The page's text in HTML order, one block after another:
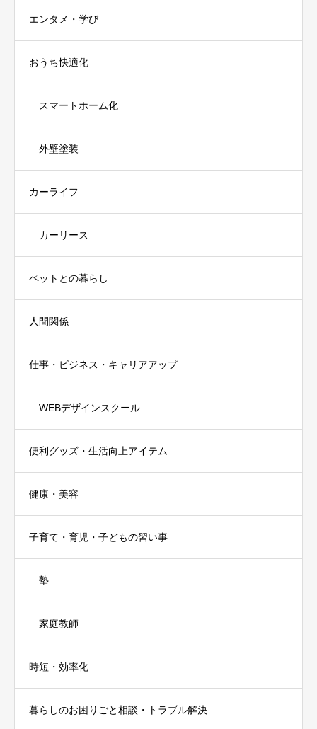
エンタメ・学び
おうち快適化
スマートホーム化
外壁塗装
カーライフ
カーリース
ペットとの暮らし
人間関係
仕事・ビジネス・キャリアアップ
WEBデザインスクール
便利グッズ・生活向上アイテム
健康・美容
子育て・育児・子どもの習い事
塾
家庭教師
時短・効率化
暮らしのお困りごと相談・トラブル解決